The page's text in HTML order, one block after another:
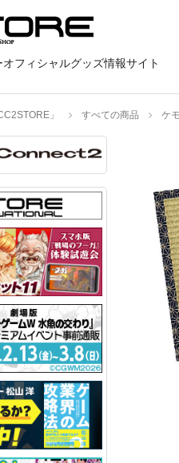
フィシャルグッズ情報サイト
」 すべての商品 ケ